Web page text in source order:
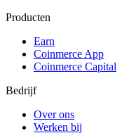
Producten
Earn
Coinmerce App
Coinmerce Capital
Bedrijf
Over ons
Werken bij